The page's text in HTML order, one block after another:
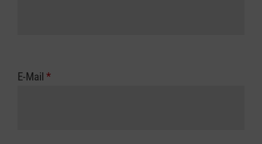
E-Mail *